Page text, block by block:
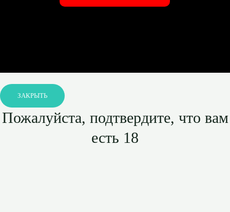
ЗАКРЫТЬ
Пожалуйста, подтвердите, что вам
есть 18